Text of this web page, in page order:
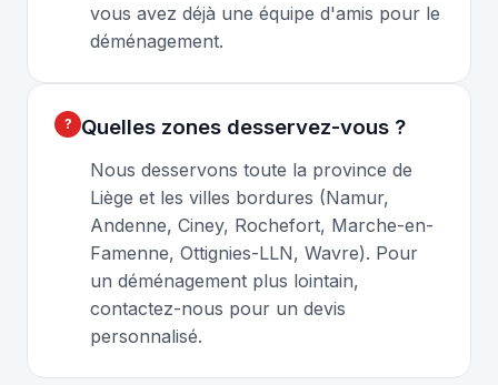
vous avez déjà une équipe d'amis pour le
déménagement.
Quelles zones desservez-vous ?
Nous desservons toute la province de
Liège et les villes bordures (Namur,
Andenne, Ciney, Rochefort, Marche-en-
Famenne, Ottignies-LLN, Wavre). Pour
un déménagement plus lointain,
contactez-nous pour un devis
personnalisé.